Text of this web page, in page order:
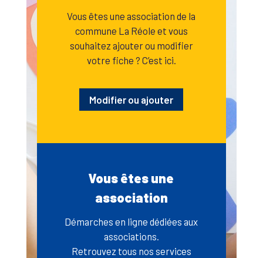
Vous êtes une association de la
commune La Réole et vous
souhaitez ajouter ou modifier
votre fiche ? C’est ici.
Modifier ou ajouter
Vous êtes une
association
Démarches en ligne dédiées aux
associations.
Retrouvez tous nos services